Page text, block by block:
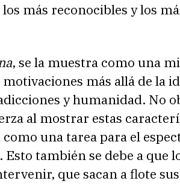
más reconocibles y los
, se la muestra como una
más allá de la
y humanidad. No
al mostrar estas
una tarea para el
también se debe a que
que sacan a flote